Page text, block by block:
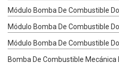
Módulo Bomba De Combustible
Módulo Bomba De Combustible
Módulo Bomba De Combustible
Bomba De Combustible Mecánica